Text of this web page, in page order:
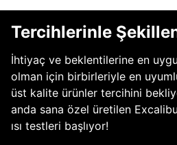
Tercihlerinle
İhtiyaç ve beklentilerine en
olman için birbirleriyle en
üst kalite ürünler tercihini
anda sana özel üretilen
ısı testleri başlıyor!